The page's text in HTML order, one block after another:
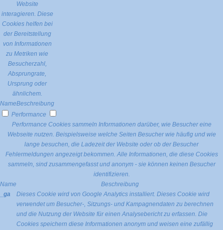
Website
interagieren. Diese
Cookies helfen bei
der Bereitstellung
von Informationen
zu Metriken wie
Besucherzahl,
Absprungrate,
Ursprung oder
ähnlichem.
NameBeschreibung
Performance
Performance Cookies sammeln Informationen darüber, wie Besucher eine
Webseite nutzen. Beispielsweise welche Seiten Besucher wie häufig und wie
lange besuchen, die Ladezeit der Website oder ob der Besucher
Fehlermeldungen angezeigt bekommen. Alle Informationen, die diese Cookies
sammeln, sind zusammengefasst und anonym - sie können keinen Besucher
identifizieren.
Name
Beschreibung
_ga
Dieses Cookie wird von Google Analytics installiert. Dieses Cookie wird
verwendet um Besucher-, Sitzungs- und Kampagnendaten zu berechnen
und die Nutzung der Website für einen Analysebericht zu erfassen. Die
Cookies speichern diese Informationen anonym und weisen eine zufällig